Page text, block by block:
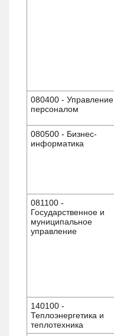
080400 - Управление
персоналом
080500 - Бизнес-
информатика
081100 -
Государственное и
муниципальное
управление
140100 -
Теплоэнергетика и
теплотехника